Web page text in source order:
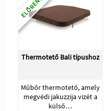
Thermotető Bali típushoz
Műbőr thermotető, amely
megvédi jakuzzija vizét a
külső…